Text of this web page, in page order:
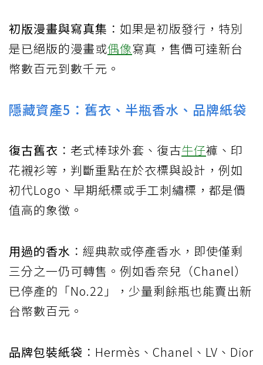
初版漫畫與寫真集 ：如果是初版發行，特別
是已絕版的漫畫或偶像寫真，售價可達新台
幣數百元到數千元。
隱藏資產5：舊衣、半瓶香水、品牌紙袋
復古舊衣 ：老式棒球外套、復古牛仔褲、印
花襯衫等，判斷重點在於衣標與設計，例如
初代Logo、早期紙標或手工刺繡標，都是價
值高的象徵。
用過的香水 ：經典款或停產香水，即使僅剩
三分之一仍可轉售。例如香奈兒（Chanel）
已停產的「No.22」，少量剩餘瓶也能賣出新
台幣數百元。
品牌包裝紙袋 ：Hermès、Chanel、LV、Dior